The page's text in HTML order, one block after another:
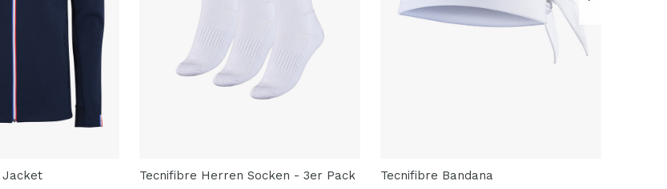
Jacket Tecnifibre Herren Socken - 3er Pack Tecnifibre Bandana